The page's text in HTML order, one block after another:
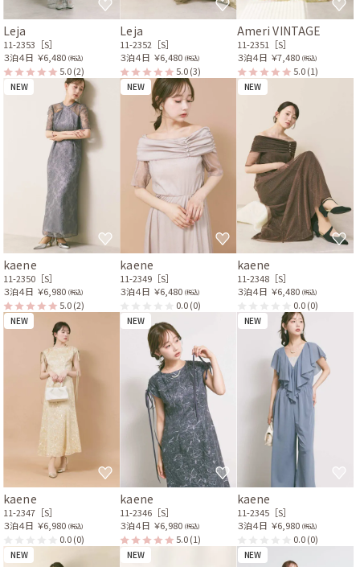
Leja
11-2353［S］
３泊４日 ￥6,480 (税込)
5.0(2)
Leja
11-2352［S］
３泊４日 ￥6,480 (税込)
5.0(3)
Ameri VINTAGE
11-2351［S］
３泊４日 ￥7,480 (税込)
5.0(1)
NEW
kaene
11-2350［S］
３泊４日 ￥6,980 (税込)
5.0(2)
NEW
kaene
11-2349［S］
３泊４日 ￥6,480 (税込)
0.0(0)
NEW
kaene
11-2348［S］
３泊４日 ￥6,480 (税込)
0.0(0)
NEW
kaene
11-2347［S］
３泊４日 ￥6,980 (税込)
0.0(0)
NEW
kaene
11-2346［S］
３泊４日 ￥6,980 (税込)
5.0(1)
NEW
kaene
11-2345［S］
３泊４日 ￥6,980 (税込)
0.0(0)
NEW NEW NEW